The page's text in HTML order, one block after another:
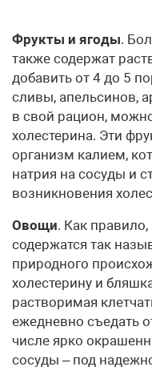
Фрукты и ягоды.
также содержат
добавить от 4 до 5
сливы, апельсинов,
в свой рацион,
холестерина. Эти
организм калием,
натрия на сосуды и
возникновения
Овощи. Как
содержатся так
природного
холестерину и
растворимая
ежедневно съедать
числе ярко
сосуды – под